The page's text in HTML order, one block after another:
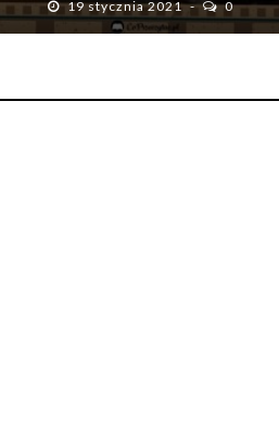
19 stycznia 2021
0